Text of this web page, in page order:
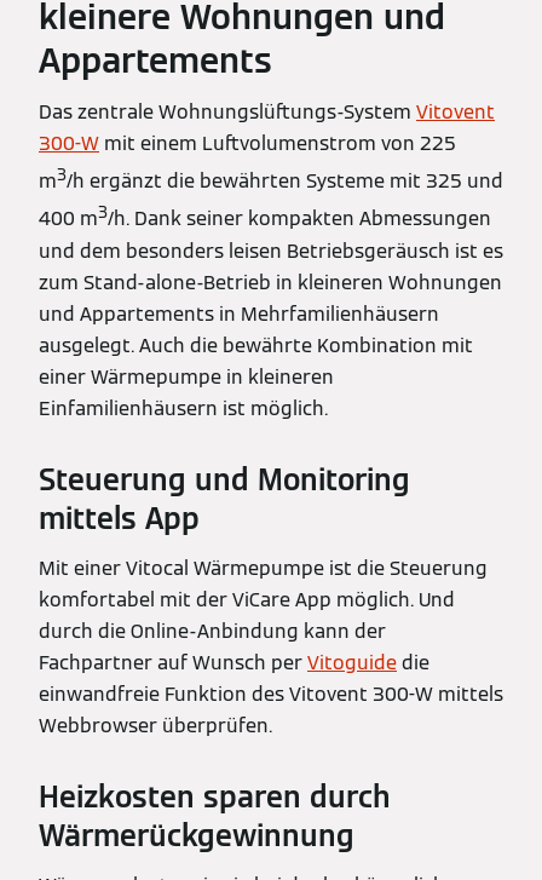
kleinere Wohnungen und
Appartements
Das zentrale Wohnungslüftungs-System Vitovent
300-W mit einem Luftvolumenstrom von 225
m3/h ergänzt die bewährten Systeme mit 325 und
400 m3/h. Dank seiner kompakten Abmessungen
und dem besonders leisen Betriebsgeräusch ist es
zum Stand-alone-Betrieb in kleineren Wohnungen
und Appartements in Mehrfamilienhäusern
ausgelegt. Auch die bewährte Kombination mit
einer Wärmepumpe in kleineren
Einfamilienhäusern ist möglich.
Steuerung und Monitoring
mittels App
Mit einer Vitocal Wärmepumpe ist die Steuerung
komfortabel mit der ViCare App möglich. Und
durch die Online-Anbindung kann der
Fachpartner auf Wunsch perVitoguidedie
einwandfreie Funktion des Vitovent 300-W mittels
Webbrowser überprüfen.
Heizkosten sparen durch
Wärmerückgewinnung